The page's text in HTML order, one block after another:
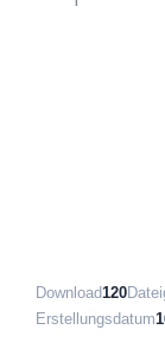
Download120
Erstellungsdatum